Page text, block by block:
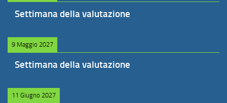
Settimana della valutazione
9 Maggio 2027
Settimana della valutazione
11 Giugno 2027